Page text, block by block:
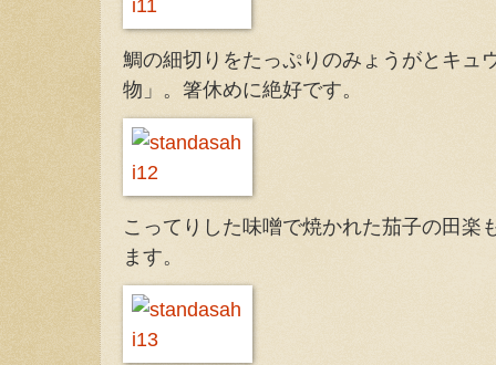
鯛の細切りをたっぷりのみょうがとキュ
物」。箸休めに絶好です。
こってりした味噌で焼かれた茄子の田楽
ます。